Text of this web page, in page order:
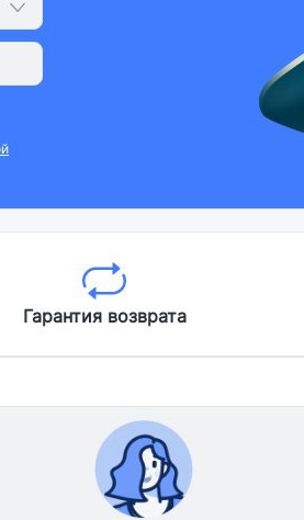
Гарантия возврата